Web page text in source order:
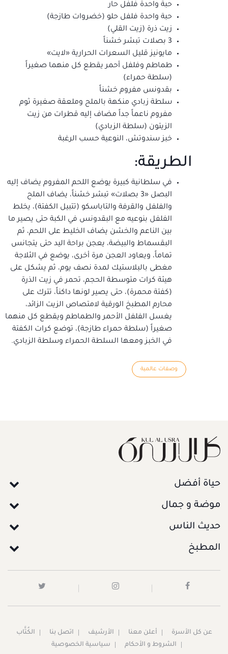
حبة واحدة فلفل حار
حبة واحدة فلفل حلو (خضروات طازجة)
زيت ذرة (زيت القلي)
3 بصلات تبشر خشناً
مايونيز قليل السعرات الحرارية «لايت»
طماطم وفلفل أحمر يقطع كل منهما صغيراً
(سلطة حمراء)
بقدونس مفروم خشناً
سلطة زبادي منكهة بالملح وملعقة صغيرة ثوم
مفروم ناعماً جداً مضاف إليه قطرات من زيت
الزيتون (سلطة الزبادي)
خبز سندوتش، النوعية حسب الرغبة
الطريقة:
في سلطانية كبيرة يوضع اللحم المفروم يضاف إليه
البصل «3 بصلات» تبشر خشناً، يضاف الملح
والفلفل والقرفة والتاباسكو (تتبيل الكفتة)، يخلط
الفلفل بنوعيه مع البقدونس في الكبة حتى يصير ما
بين الناعم والخشن يضاف الخليط على اللحم، ثم
البقسماط والبيضة، يعجن براحة اليد حتى يتجانس
تماماً، ويعاود العجن مرة أخرى، يوضع في الثلاجة
مغطى بالبلاستيك لمدة نصف يوم، ثم يشكل على
هيئة كرات متوسطة الحجم، تحمر في زيت الذرة
(كفتة محمرة)، حتى يصير لونها داكناً، تترك على
محارم المطبخ الورقية لامتصاص الزيت الزائد،
يغسل الفلفل الأحمر والطماطم ويقطع كل منهما
صغيراً (سلطة حمراء طازجة)، توضع كرات الكفتة
في الخبز ومعها السلطة الحمراء وسلطة الزبادي.
وصفات عالمية
حياة أفضل
موضة و جمال
حديث الناس
المطبخ
عن كل الأسرة أعلن معنا الأرشيف اتصل بنا
الكُتَّاب
الشروط و الأحكام
سياسية الخصوصية